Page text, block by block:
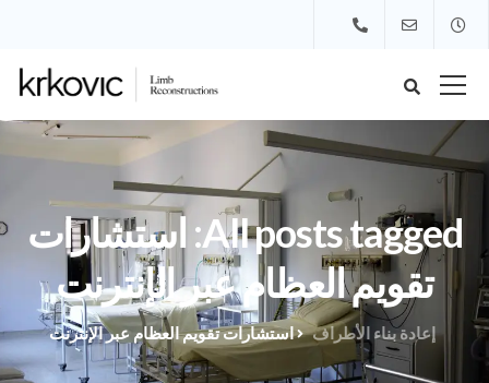
All posts tagged: استشارات
تقويم العظام عبر الإنترنت
إعادة بناء الأطراف استشارات تقويم العظام عبر الإنترنت